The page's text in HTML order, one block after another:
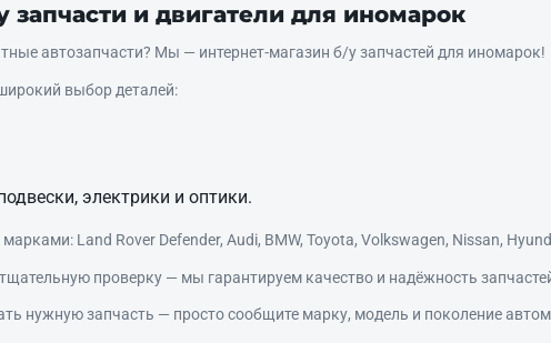
и двигатели для иномарок
автозапчасти? Мы — интернет‑магазин б/у запчастей для иномарок!
выбор деталей:
электрики и оптики.
Land Rover Defender, Audi, BMW, Toyota, Volkswagen, Nissan,
проверку — мы гарантируем качество и надёжность
нужную запчасть — просто сообщите марку, модель и поколение